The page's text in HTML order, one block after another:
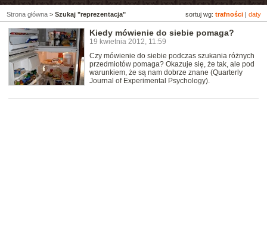
sortuj wg: trafności daty
Strona główna > Szukaj "reprezentacja"
Kiedy mówienie do siebie pomaga?
19 kwietnia 2012, 11:59
Czy mówienie do siebie podczas szukania różnych
przedmiotów pomaga? Okazuje się, że tak, ale pod
warunkiem, że są nam dobrze znane (Quarterly
Journal of Experimental Psychology).